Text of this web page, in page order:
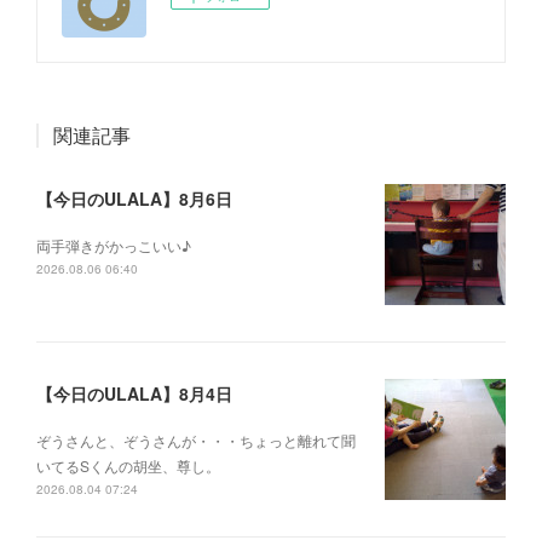
関連記事
【今日のULALA】8月6日
両手弾きがかっこいい♪
2026.08.06 06:40
【今日のULALA】8月4日
ぞうさんと、ぞうさんが・・・ちょっと離れて聞
いてるSくんの胡坐、尊し。
2026.08.04 07:24